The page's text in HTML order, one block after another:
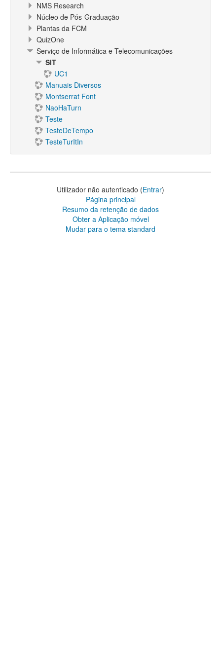
NMS Research
Núcleo de Pós-Graduação
Plantas da FCM
QuizOne
Serviço de Informática e Telecomunicações
SIT
UC1
Manuais Diversos
Montserrat Font
NaoHaTurn
Teste
TesteDeTempo
TesteTurItIn
Utilizador não autenticado (Entrar)
Página principal
Resumo da retenção de dados
Obter a Aplicação móvel
Mudar para o tema standard